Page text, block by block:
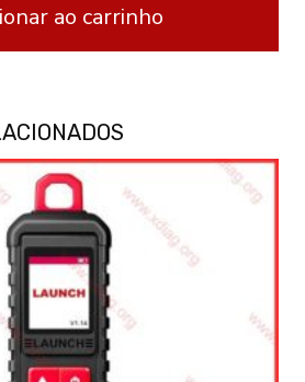
ao carrinho